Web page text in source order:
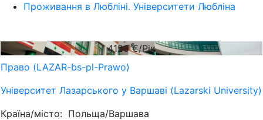
Проживання в Любліні. Університети Любліна
4120€/Рік
Право (LAZAR-bs-pl-Prawo)
Університет Лазарського у Варшаві (Lazarski University)
Країна/місто: Польща/Варшава